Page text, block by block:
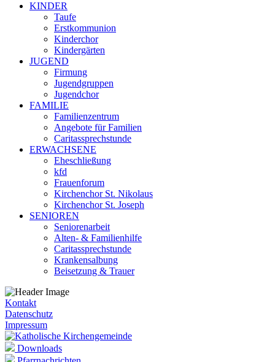
KINDER
Taufe
Erstkommunion
Kinderchor
Kindergärten
JUGEND
Firmung
Jugendgruppen
Jugendchor
FAMILIE
Familienzentrum
Angebote für Familien
Caritassprechstunde
ERWACHSENE
Eheschließung
kfd
Frauenforum
Kirchenchor St. Nikolaus
Kirchenchor St. Joseph
SENIOREN
Seniorenarbeit
Alten- & Familienhilfe
Caritassprechstunde
Krankensalbung
Beisetzung & Trauer
Kontakt
Datenschutz
Impressum
Downloads